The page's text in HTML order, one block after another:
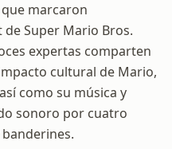
marcaron
Super Mario Bros.
expertas comparten
cultural de Mario,
como su música y
sonoro por cuatro